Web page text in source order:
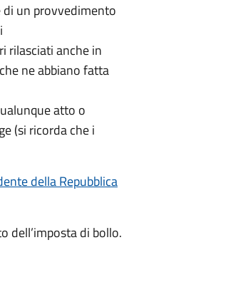
un provvedimento
rilasciati anche in
ne abbiano fatta
atto o
(si ricorda che i
della Repubblica
dell’imposta di bollo.